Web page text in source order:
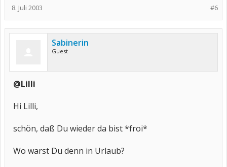
#6
8. Juli 2003
Sabinerin
Guest
@Lilli
Hi Lilli,
schön, daß Du wieder da bist *froi*
Wo warst Du denn in Urlaub?